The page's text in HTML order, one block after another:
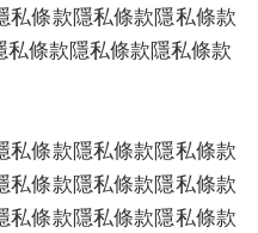
私條款隱私條款隱私條款
條款隱私條款隱私條款
私條款隱私條款隱私條款
私條款隱私條款隱私條款
私條款隱私條款隱私條款